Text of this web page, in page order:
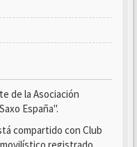
de la Asociación
España".
compartido con Club